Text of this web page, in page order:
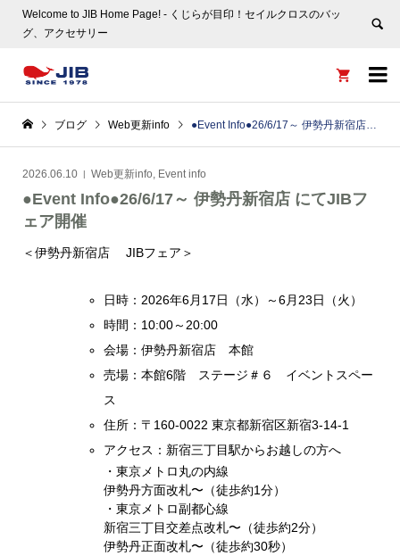
Welcome to JIB Home Page! ‐ くじらが目印！セイルクロスのバッ
グ、アクセサリー


ブログ Web更新info ●Event Info●26/6/17～ 伊勢丹新宿店 にてJIBフェア開催
2026.06.10 Web更新info, Event info
●Event Info●26/6/17～ 伊勢丹新宿店 にてJIBフ
ェア開催
＜伊勢丹新宿店 JIBフェア＞
日時：2026年6月17日（水）～6月23日（火）
時間：10:00～20:00
会場：伊勢丹新宿店 本館
売場：本館6階 ステージ＃６ イベントスペー
ス
住所：〒160-0022 東京都新宿区新宿3-14-1
アクセス：新宿三丁目駅からお越しの方へ
・東京メトロ丸の内線
伊勢丹方面改札〜（徒歩約1分）
・東京メトロ副都心線
新宿三丁目交差点改札〜（徒歩約2分）
伊勢丹正面改札〜（徒歩約30秒）